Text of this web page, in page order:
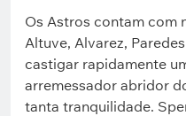
Os Astros contam com
Altuve, Alvarez,
castigar rapidamente
arremessador abridor
tanta tranquilidade.